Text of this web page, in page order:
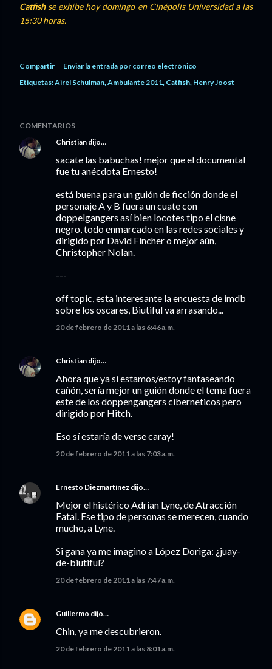
Catfish se exhibe hoy domingo en Cinépolis Universidad a las
15:30 horas.
Compartir
Enviar la entrada por correo electrónico
Etiquetas:Airel Schulman Ambulante 2011 Catfish Henry Joost
COMENTARIOS
Christian dijo…
sacate las babuchas! mejor que el documental
fue tu anécdota Ernesto!
está buena para un guión de ficción donde el
personaje A y B fuera un cuate con
doppelgangers así bien locotes tipo el cisne
negro, todo enmarcado en las redes sociales y
dirigido por David Fincher o mejor aún,
Christopher Nolan.
---
off topic, esta interesante la encuesta de imdb
sobre los oscares, Biutiful va arrasando...
20 de febrero de 2011 a las 6:46 a.m.
Christian dijo…
Ahora que ya si estamos/estoy fantaseando
cañón, sería mejor un guión donde el tema fuera
este de los doppengangers ciberneticos pero
dirigido por Hitch.
Eso sí estaría de verse caray!
20 de febrero de 2011 a las 7:03 a.m.
Ernesto Diezmartínez dijo…
Mejor el histérico Adrian Lyne, de Atracción
Fatal. Ese tipo de personas se merecen, cuando
mucho, a Lyne.
Si gana ya me imagino a López Doriga: ¿juay-
de-biutiful?
20 de febrero de 2011 a las 7:47 a.m.
Guillermo dijo…
Chin, ya me descubrieron.
20 de febrero de 2011 a las 8:01 a.m.